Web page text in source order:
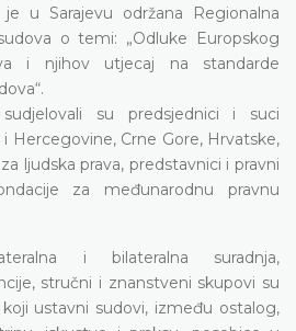
u Sarajevu održana Regionalna
o temi: „Odluke Europskog
i njihov utjecaj na standarde
su predsjednici i suci
Hercegovine, Crne Gore, Hrvatske,
ljudska prava, predstavnici i pravni
za međunarodnu pravnu
i bilateralna suradnja,
stručni i znanstveni skupovi su
ustavni sudovi, između ostalog,